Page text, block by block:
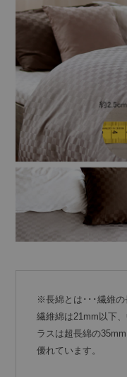
※長綿とは･･･繊維の
繊維綿は21mm以下
ラスは超長綿の
優れています。